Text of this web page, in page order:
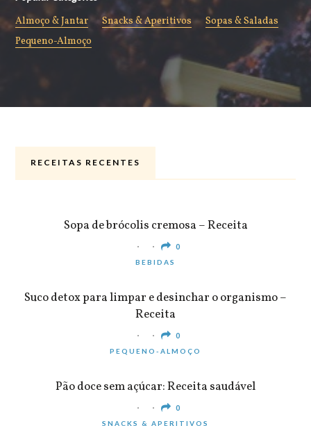
Almoço & Jantar Snacks & Aperitivos
Sopas & Saladas
Pequeno-Almoço
RECEITAS RECENTES
Sopa de brócolis cremosa – Receita
0
BEBIDAS
Suco detox para limpar e desinchar o organismo –
Receita
0
PEQUENO-ALMOÇO
Pão doce sem açúcar: Receita saudável
0
SNACKS & APERITIVOS